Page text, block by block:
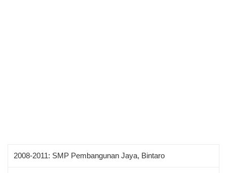
2008-2011: SMP Pembangunan Jaya, Bintaro